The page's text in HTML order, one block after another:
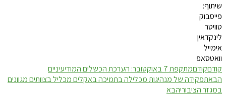
שיתוף:
פייסבוק
טוויטר
לינקדאין
אימייל
וואטסאפ
קודםקודםמתקפת 7 באוקטובר: הערכת הכשלים המודיעיניים
הבאתפקידה של מנהיגות מכלילה בתמיכה באקלים מכליל בצוותים מגוונים
במגזר הציבוריהבא